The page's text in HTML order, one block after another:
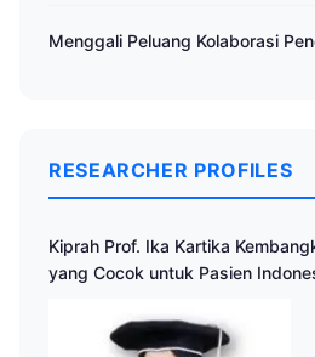
Menggali Peluang Kolaborasi
RESEARCHER PROFILES
Kiprah Prof. Ika Kartika
yang Cocok untuk Pasien